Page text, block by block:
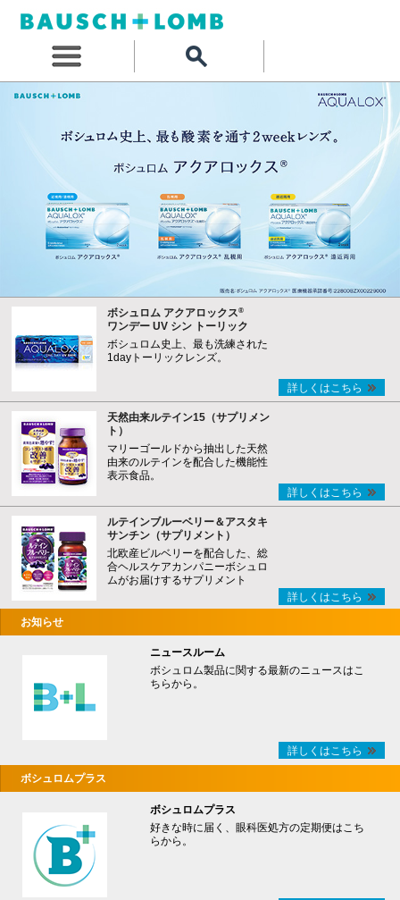
ボシュロム アクアロックス®
ワンデー UV シン トーリック
ボシュロム史上、最も洗練された
1dayトーリックレンズ。
詳しくはこちら
天然由来ルテイン15（サプリメン
ト）
マリーゴールドから抽出した天然
由来のルテインを配合した機能性
表示食品。
詳しくはこちら
ルテインブルーベリー＆アスタキ
サンチン（サプリメント）
北欧産ビルベリーを配合した、総
合ヘルスケアカンパニーボシュロ
ムがお届けするサプリメント
詳しくはこちら
お知らせ
ニュースルーム
ボシュロム製品に関する最新のニュースはこ
ちらから。
詳しくはこちら
ボシュロムプラス
ボシュロムプラス
好きな時に届く、眼科医処方の定期便はこち
らから。